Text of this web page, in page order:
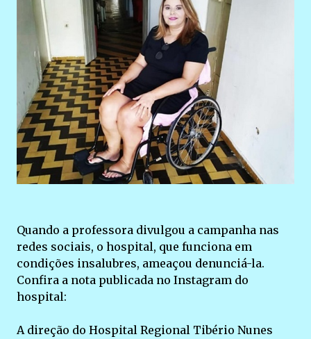
Quando a professora divulgou a campanha nas
redes sociais, o hospital, que funciona em
condições insalubres, ameaçou denunciá-la.
Confira a nota publicada no Instagram do
hospital:
A direção do Hospital Regional Tibério Nunes